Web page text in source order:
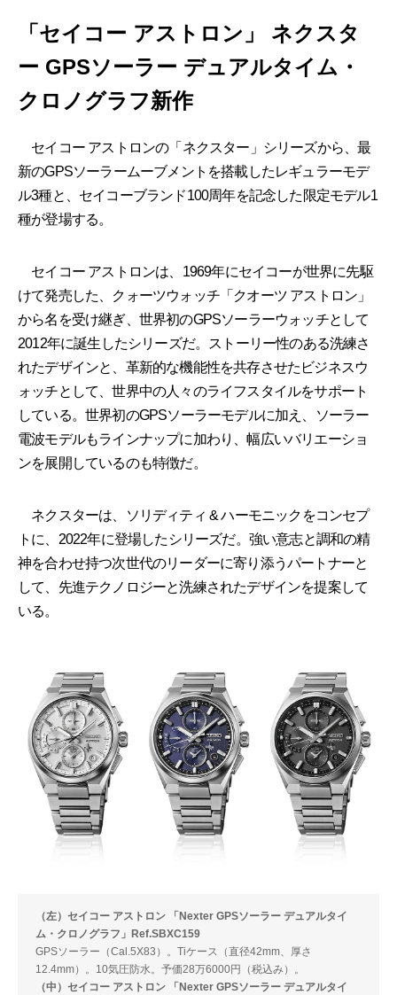
「セイコー アストロン」 ネクスタ
ー GPSソーラー デュアルタイム・
クロノグラフ新作
セイコー アストロンの「ネクスター」シリーズから、最
新のGPSソーラームーブメントを搭載したレギュラーモデ
ル3種と、セイコーブランド100周年を記念した限定モデル1
種が登場する。
セイコー アストロンは、1969年にセイコーが世界に先駆
けて発売した、クォーツウォッチ「クオーツ アストロン」
から名を受け継ぎ、世界初のGPSソーラーウォッチとして
2012年に誕生したシリーズだ。ストーリー性のある洗練さ
れたデザインと、革新的な機能性を共存させたビジネスウ
ォッチとして、世界中の人々のライフスタイルをサポート
している。世界初のGPSソーラーモデルに加え、ソーラー
電波モデルもラインナップに加わり、幅広いバリエーショ
ンを展開しているのも特徴だ。
ネクスターは、ソリディティ & ハーモニックをコンセプ
トに、2022年に登場したシリーズだ。強い意志と調和の精
神を合わせ持つ次世代のリーダーに寄り添うパートナーと
して、先進テクノロジーと洗練されたデザインを提案して
いる。
（左）セイコー アストロン 「Nexter GPSソーラー デュアルタイ
ム・クロノグラフ」Ref.SBXC159
GPSソーラー（Cal.5X83）。Tiケース（直径42mm、厚さ
12.4mm）。10気圧防水。予価28万6000円（税込み）。
（中）セイコー アストロン 「Nexter GPSソーラー デュアルタイ